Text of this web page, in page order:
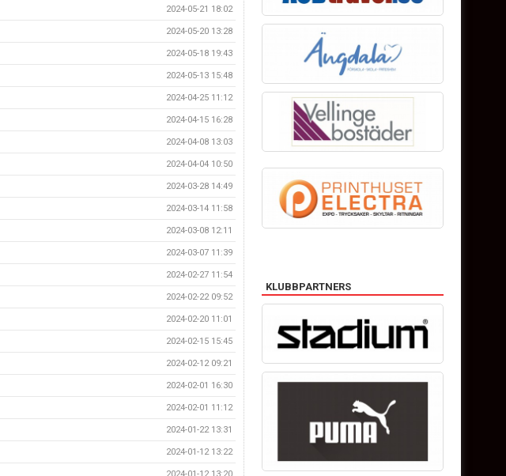
2024-05-21 18:02
2024-05-20 13:28
2024-05-18 19:43
2024-05-13 15:48
2024-04-25 11:12
2024-04-15 16:28
2024-04-08 13:03
2024-04-04 10:50
2024-03-28 14:49
2024-03-14 11:58
2024-03-08 12:11
2024-03-07 11:39
2024-02-27 11:54
2024-02-22 09:52
2024-02-20 11:01
2024-02-15 15:45
2024-02-12 09:21
2024-02-01 16:30
2024-02-01 11:12
2024-01-22 13:31
2024-01-12 13:22
KLUBBPARTNERS